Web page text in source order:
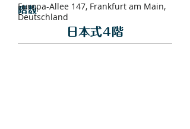
​階数
日本式4階
Europa-Allee 147, Frankfurt am Main,
Deutschland